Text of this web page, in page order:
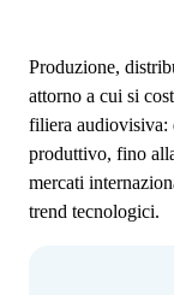
Produzione,
attorno a cui si
filiera audiovisiva:
produttivo, fino
mercati
trend tecnologici.